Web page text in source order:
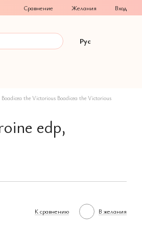
Сравнение Желания Вход
Рус
Boadicea the Victorious Boadicea the Victorious
edp,
К сравнению В желания